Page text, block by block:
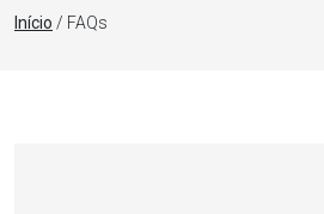
Início / FAQs